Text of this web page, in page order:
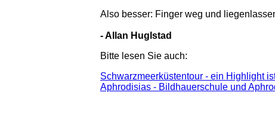
Also besser: Finger weg und
- Allan Huglstad
Bitte lesen Sie auch:
Schwarzmeerküstentour - ein Highlight
Aphrodisias - Bildhauerschule und